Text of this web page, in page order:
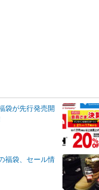
袋が先行発売開
福袋、セール情